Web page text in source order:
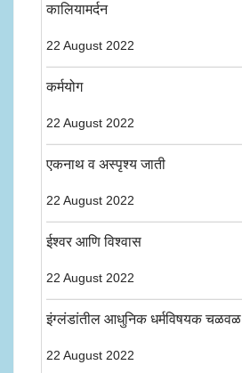
कालियामर्दन
22 August 2022
कर्मयोग
22 August 2022
एकनाथ व अस्पृश्य जाती
22 August 2022
ईश्वर आणि विश्वास
22 August 2022
इंग्लंडांतील आधुनिक धर्मविषयक चळवळ
22 August 2022